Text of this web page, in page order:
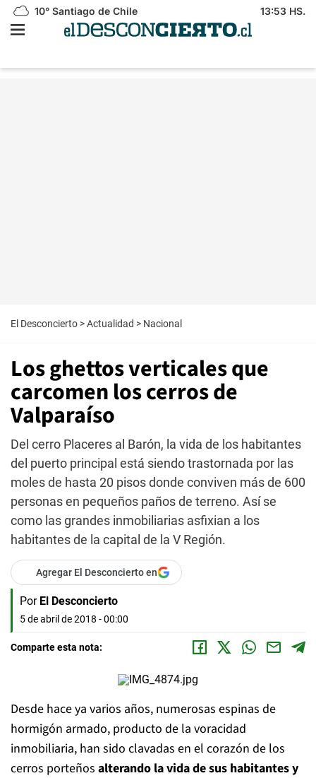
10° Santiago de Chile 13:53 HS.
El Desconcierto >Actualidad > Nacional
Los ghettos verticales que
carcomen los cerros de
Valparaíso
Del cerro Placeres al Barón, la vida de los habitantes
del puerto principal está siendo trastornada por las
moles de hasta 20 pisos donde conviven más de 600
personas en pequeños paños de terreno. Así se
como las grandes inmobiliarias asfixian a los
habitantes de la capital de la V Región.
Agregar El Desconcierto en
Por El Desconcierto
5 de abril de 2018 - 00:00
Comparte esta nota:
Desde hace ya varios años, numerosas espinas de
hormigón armado, producto de la voracidad
inmobiliaria, han sido clavadas en el corazón de los
cerros porteños alterando la vida de sus habitantes y